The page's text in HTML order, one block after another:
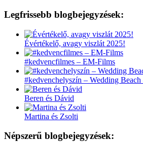
Legfrissebb blogbejegyzések:
Évértékelő, avagy viszlát 2025!
#kedvencfilmes – EM-Films
#kedvenchelyszín – Wedding Beach
Beren és Dávid
Martina és Zsolti
Népszerű blogbejegyzések: